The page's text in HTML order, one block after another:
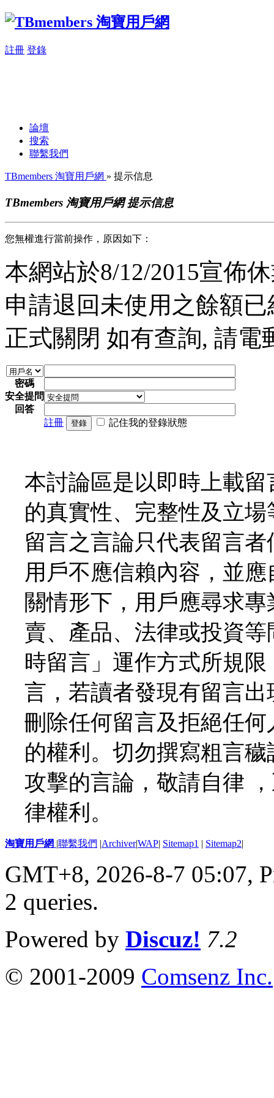
註冊 登錄
論壇
搜索
聯繫我們
TBmembers 淘寶用戶網 » 提示信息
TBmembers 淘寶用戶網 提示信息
您無權進行當前操作，原因如下：
本網站於8/12/2015宣佈
申請退回未使用之餘額
正式關閉 如有查詢, 請電
密碼
安全提問
回答
註冊
登錄 記住我的登錄狀態
本討論區是以即時上載
的真實性、完整性及立
留言之言論只代表留言
用戶不應信賴內容，並
關情形下，用戶應尋求
賣、產品、法律或投資
時留言」運作方式所規
言，若讀者發現有留言
刪除任何留言及拒絕任
的權利。切勿撰寫粗言
攻擊的言論，敬請自律
律權利。
淘寶用戶網 |聯繫我們 |Archiver|WAP| Sitemap1 | Sitemap2|
GMT+8, 2026-8-7 05:07,
2 queries.
Powered by Discuz! 7.2
© 2001-2009 Comsenz Inc.